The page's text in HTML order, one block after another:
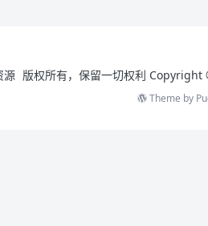
源 版权所有，保留一切权利 Copyright
Theme by